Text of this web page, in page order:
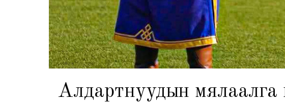
Алдартнуудын мялаалга